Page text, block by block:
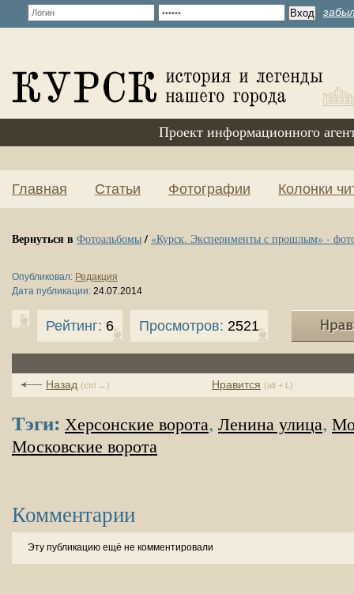
Проект информационного
Главная Статьи Фотографии Колонки
Вернуться в Фотоальбомы/ «Курск. Эксперименты с прошлым» -
Опубликовал: Редакция
Дата публикации: 24.07.2014
Рейтинг: 6 Просмотров: 2521
Нравится (alt + L)
Назад (ctrl ←)
Тэги: Херсонские ворота, Ленина улица,
Московские ворота
Комментарии
Эту публикацию ещё не комментировали